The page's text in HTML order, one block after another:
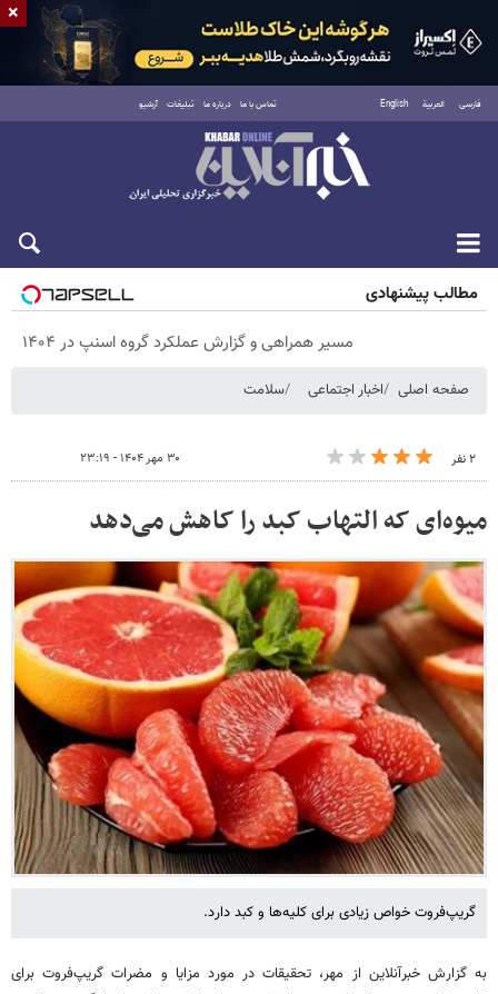
فارسی العربية English تماس با ما درباره ما تبلیغات آرشیو
پنجشنبه ۱۵ مرداد ۱۴۰۵
مطالب پیشنهادی
مسیر همراهی و گزارش عملکرد گروه اسنپ در ۱۴۰۴
صفحه اصلی اخبار اجتماعی سلامت
۲ نفر ۳۰ مهر ۱۴۰۴ - ۲۳:۱۹
میوه‌ای که التهاب کبد را کاهش می‌دهد
گریپ‌فروت خواص زیادی برای کلیه‌ها و کبد دارد.
به گزارش خبرآنلاین از مهر، تحقیقات در مورد مزایا و مضرات گریپ‌فروت برای
×